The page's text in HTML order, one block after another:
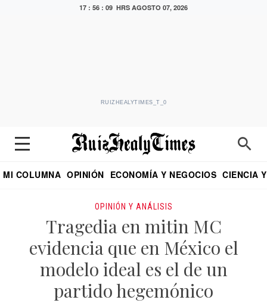
17 : 56 : 10 HRS AGOSTO 07, 2026
RUIZHEALYTIMES_T_0
MI COLUMNA OPINIÓN ECONOMÍA Y NEGOCIOS CIENCIA
OPINIÓN Y ANÁLISIS
Tragedia en mitin MC
evidencia que en México el
modelo ideal es el de un
partido hegemónico